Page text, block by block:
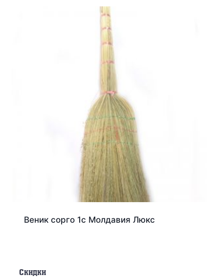
Веник сорго 1с Молдавия Люкс
Скидки